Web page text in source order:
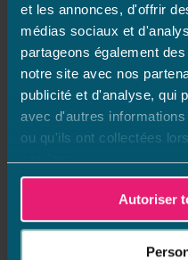
et les annonces, d'offrir
médias sociaux et
partageons également
notre site avec nos
publicité et d'analyse, qui
avec d'autres
ou qu'ils ont collectées
services.
Autoriser
livraisons
Le service logistique a
préparationet l’envoi
destination des points